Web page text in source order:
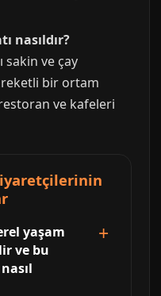
nasıldır?
sakin ve çay
bir ortam
ve kafeleri
yaşam
ve bu